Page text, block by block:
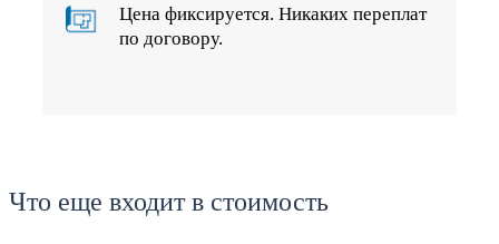
Цена фиксируется. Никаких переплат
по договору.
Что еще входит в стоимость